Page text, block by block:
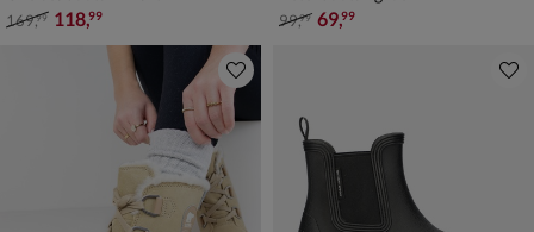
van € 169,99 voor € 118,99
169,99 118,99 van € 99,99 voor € 69,99
99,99 69,99